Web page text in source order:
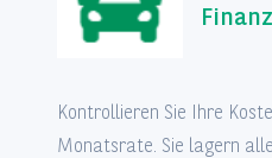
Kontrollieren Sie Ihre
Monatsrate. Sie lagern